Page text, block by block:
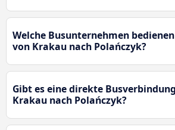
Welche Busunternehmen
von Krakau nach Polańczyk?
Gibt es eine direkte
Krakau nach Polańczyk?